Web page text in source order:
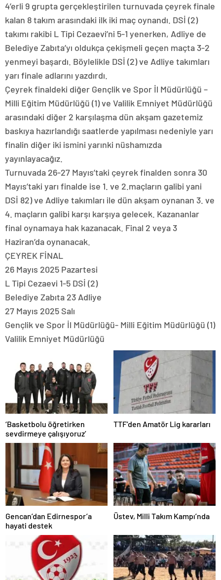
4’erli 9 grupta gerçekleştirilen turnuvada çeyrek finale
kalan 8 takım arasındaki ilk iki maç oynandı. DSİ (2)
takımı rakibi L Tipi Cezaevi’ni 5-1 yenerken, Adliye de
Belediye Zabıta’yı oldukça çekişmeli geçen maçta 3-2
yenmeyi başardı. Böylelikle DSİ (2) ve Adliye takımları
yarı finale adlarını yazdırdı.
Çeyrek finaldeki diğer Gençlik ve Spor İl Müdürlüğü –
Milli Eğitim Müdürlüğü (1) ve Valilik Emniyet Müdürlüğü
arasındaki diğer 2 karşılaşma dün akşam gazetemiz
baskıya hazırlandığı saatlerde yapılması nedeniyle yarı
finalin diğer iki ismini yarınki nüshamızda
yayınlayacağız.
Turnuvada 26-27 Mayıs’taki çeyrek finalden sonra 30
Mayıs’taki yarı finalde ise 1. ve 2.maçların galibi yani
DSİ 82) ve Adliye takımları ile dün akşam oynanan 3. ve
4. maçların galibi karşı karşıya gelecek. Kazananlar
final oynamaya hak kazanacak. Final 2 veya 3
Haziran’da oynanacak.
ÇEYREK FİNAL
26 Mayıs 2025 Pazartesi
L Tipi Cezaevi 1-5 DSİ (2)
Belediye Zabıta 23 Adliye
27 Mayıs 2025 Salı
Gençlik ve Spor İl Müdürlüğü- Milli Eğitim Müdürlüğü (1)
Valilik Emniyet Müdürlüğü
‘Basketbolu öğretirken
sevdirmeye çalışıyoruz’
TTF’den Amatör Lig kararları
Gencan’dan Edirnespor’a
hayati destek
Üstev, Milli Takım Kampı’nda